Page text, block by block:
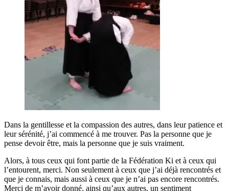
Dans la gentillesse et la compassion des autres, dans leur patience et
leur sérénité, j’ai commencé à me trouver. Pas la personne que je
pense devoir être, mais la personne que je suis vraiment.
Alors, à tous ceux qui font partie de la Fédération Ki et à ceux qui
l’entourent, merci. Non seulement à ceux que j’ai déjà rencontrés et
que je connais, mais aussi à ceux que je n’ai pas encore rencontrés.
Merci de m’avoir donné, ainsi qu’aux autres, un sentiment